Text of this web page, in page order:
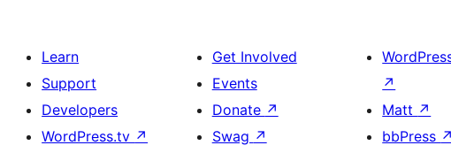
Learn
Support
Developers
WordPress.tv ↗
Get Involved
Events
Donate ↗
Swag ↗
↗
Matt ↗
bbPress ↗